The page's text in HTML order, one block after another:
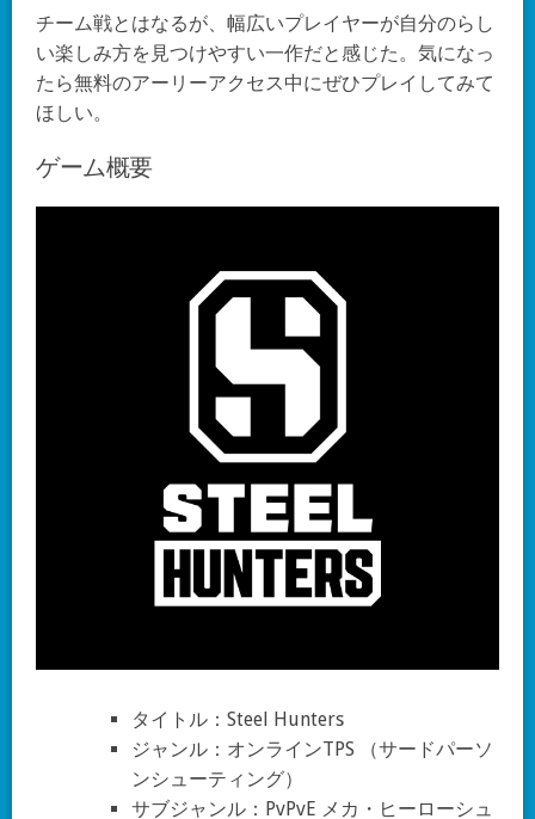
チーム戦とはなるが、幅広いプレイヤーが自分のらし
い楽しみ方を見つけやすい一作だと感じた。気になっ
たら無料のアーリーアクセス中にぜひプレイしてみて
ほしい。
ゲーム概要
タイトル：Steel Hunters
ジャンル：オンラインTPS （サードパーソ
ンシューティング）
サブジャンル：PvPvE メカ・ヒーローシュ